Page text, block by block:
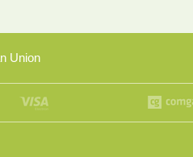
Union